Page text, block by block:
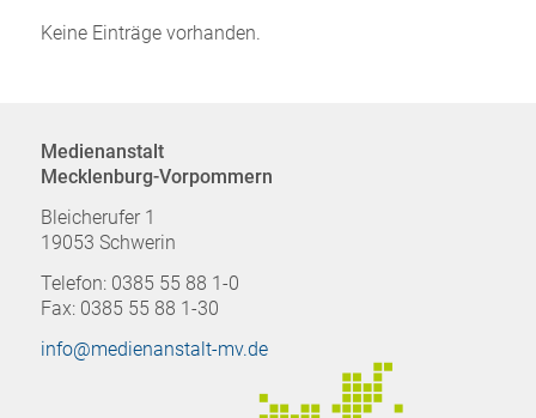
Keine Einträge vorhanden.
Medienanstalt
Mecklenburg-Vorpommern
Bleicherufer 1
19053 Schwerin
Telefon: 0385 55 88 1-0
Fax: 0385 55 88 1-30
info@medienanstalt-mv.de